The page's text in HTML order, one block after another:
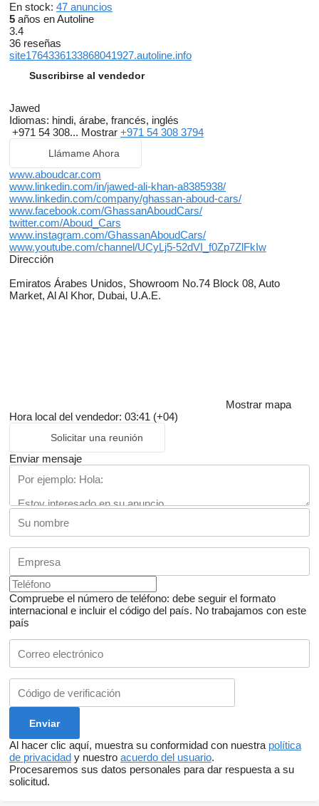
En stock: 47 anuncios
5 años en Autoline
3.4
36 reseñas
site1764336133868041927.autoline.info
Suscribirse al vendedor
Jawed
Idiomas: hindi, árabe, francés, inglés
+971 54 308... Mostrar +971 54 308 3794
Llámame Ahora
www.aboudcar.com
www.linkedin.com/in/jawed-ali-khan-a8385938/
www.linkedin.com/company/ghassan-aboud-cars/
www.facebook.com/GhassanAboudCars/
twitter.com/Aboud_Cars
www.instagram.com/GhassanAboudCars/
www.youtube.com/channel/UCyLj5-52dVI_f0Zp7ZlFkIw
Dirección
Emiratos Árabes Unidos, Showroom No.74 Block 08, Auto
Market, Al Al Khor, Dubai, U.A.E.
Mostrar mapa
Hora local del vendedor: 03:41 (+04)
Solicitar una reunión
Enviar mensaje
Compruebe el número de teléfono: debe seguir el formato
internacional e incluir el código del país. No trabajamos con este
país
Al hacer clic aquí, muestra su conformidad con nuestra política
de privacidad y nuestro acuerdo del usuario.
Procesaremos sus datos personales para dar respuesta a su
solicitud.